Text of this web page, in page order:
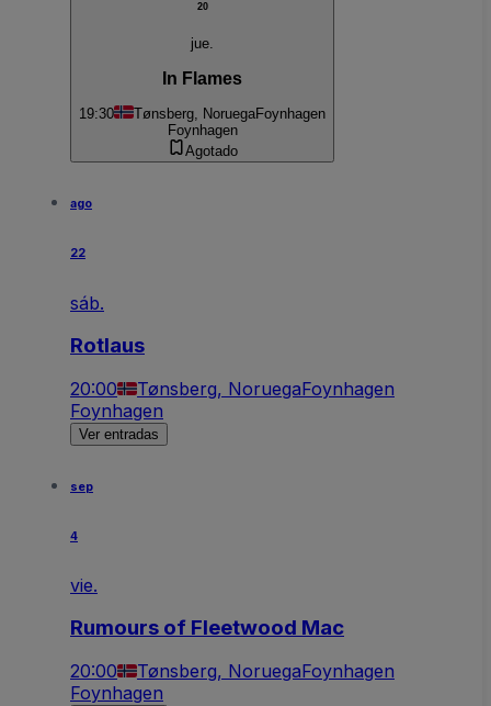
20
jue.
In Flames
19:30 Tønsberg, NoruegaFoynhagen
Foynhagen
Agotado
ago
22
sáb.
Rotlaus
20:00 Tønsberg, NoruegaFoynhagen
Foynhagen
Ver entradas
sep
4
vie.
Rumours of Fleetwood Mac
20:00 Tønsberg, NoruegaFoynhagen
Foynhagen